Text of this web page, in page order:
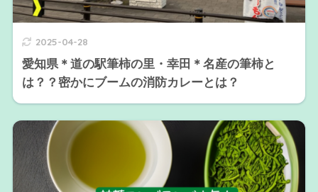
2025-04-28
愛知県＊道の駅筆柿の里・幸田＊名産の筆柿と
は？？密かにブームの消防カレーとは？